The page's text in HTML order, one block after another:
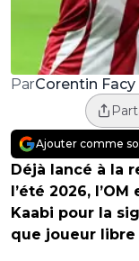
ParCorentin Facy
Ajouter comme
Déjà lancé à la
l’été 2026,
Kaabi pour la
que joueur libre